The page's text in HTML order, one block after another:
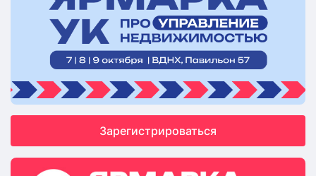
Зарегистрироваться